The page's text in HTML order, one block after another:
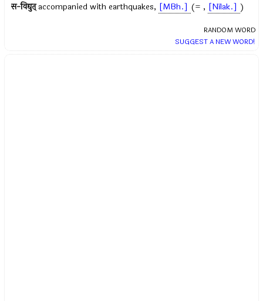
स-विद्युत्accompanied with earthquakes, [MBh.] (= , [Nīlak.] )
RANDOM WORD
SUGGEST A NEW WORD!